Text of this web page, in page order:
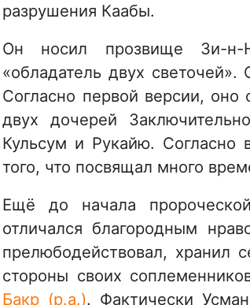
разрушения Каабы.
Он носил прозвище Зи-н-
«обладатель двух
Согласно первой версии,
двух дочерей
Кульсум и Рукайю. Согласно
того, что посвящал много
Ещё до начала
отличался благородным
прелюбодействовал, хранил
стороны своих
Бакр (р.а.). Фактически